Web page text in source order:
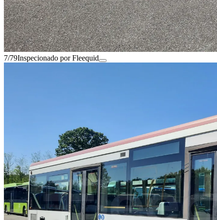
7/79Inspecionado por Fleequid